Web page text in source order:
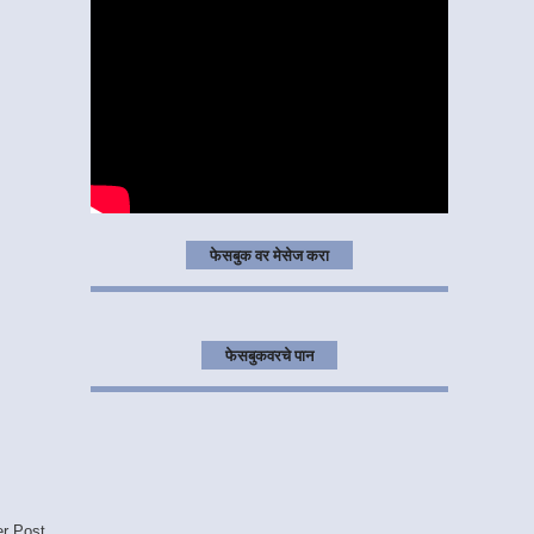
फेसबुक वर मेसेज करा
फेसबुकवरचे पान